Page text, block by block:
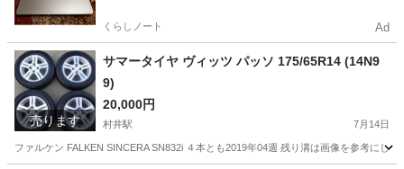
くらしノート Ad
売ります
サマータイヤ ヴィッツ パッソ 175/65R14 (14N9
9)
20,000円
村井駅 7月14日
ファルケン FALKEN SINCERA SN832i ４本とも2019年04週 残り溝は画像を参考にし